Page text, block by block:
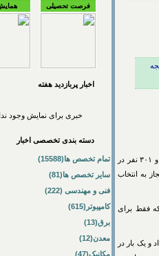
مجاز به انتخاب
فقط برای
و یک بار در
فرصت تحصیلی همایش ها
اخبار پربازديد هفته
خبری برای نمایش وجود ندارد!
دسته بندی تخصصی اخبار
تمام تخصص ها(15588)
سایر تخصص ها(81)
فنی و مهندسی (222)
کامپیوتر(615)
برق(13)
معدن(12)
مکانیک(47)